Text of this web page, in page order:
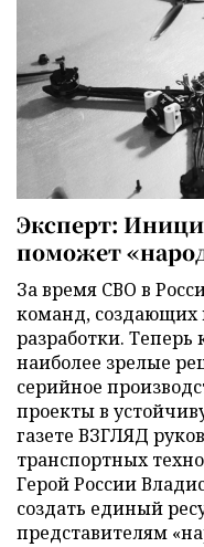
Эксперт:
поможет
За время СВО в
команд, создающих
разработки. Теперь
наиболее зрелые
серийное
проекты в
газете ВЗГЛЯД
транспортных
Герой России
создать единый
представителям